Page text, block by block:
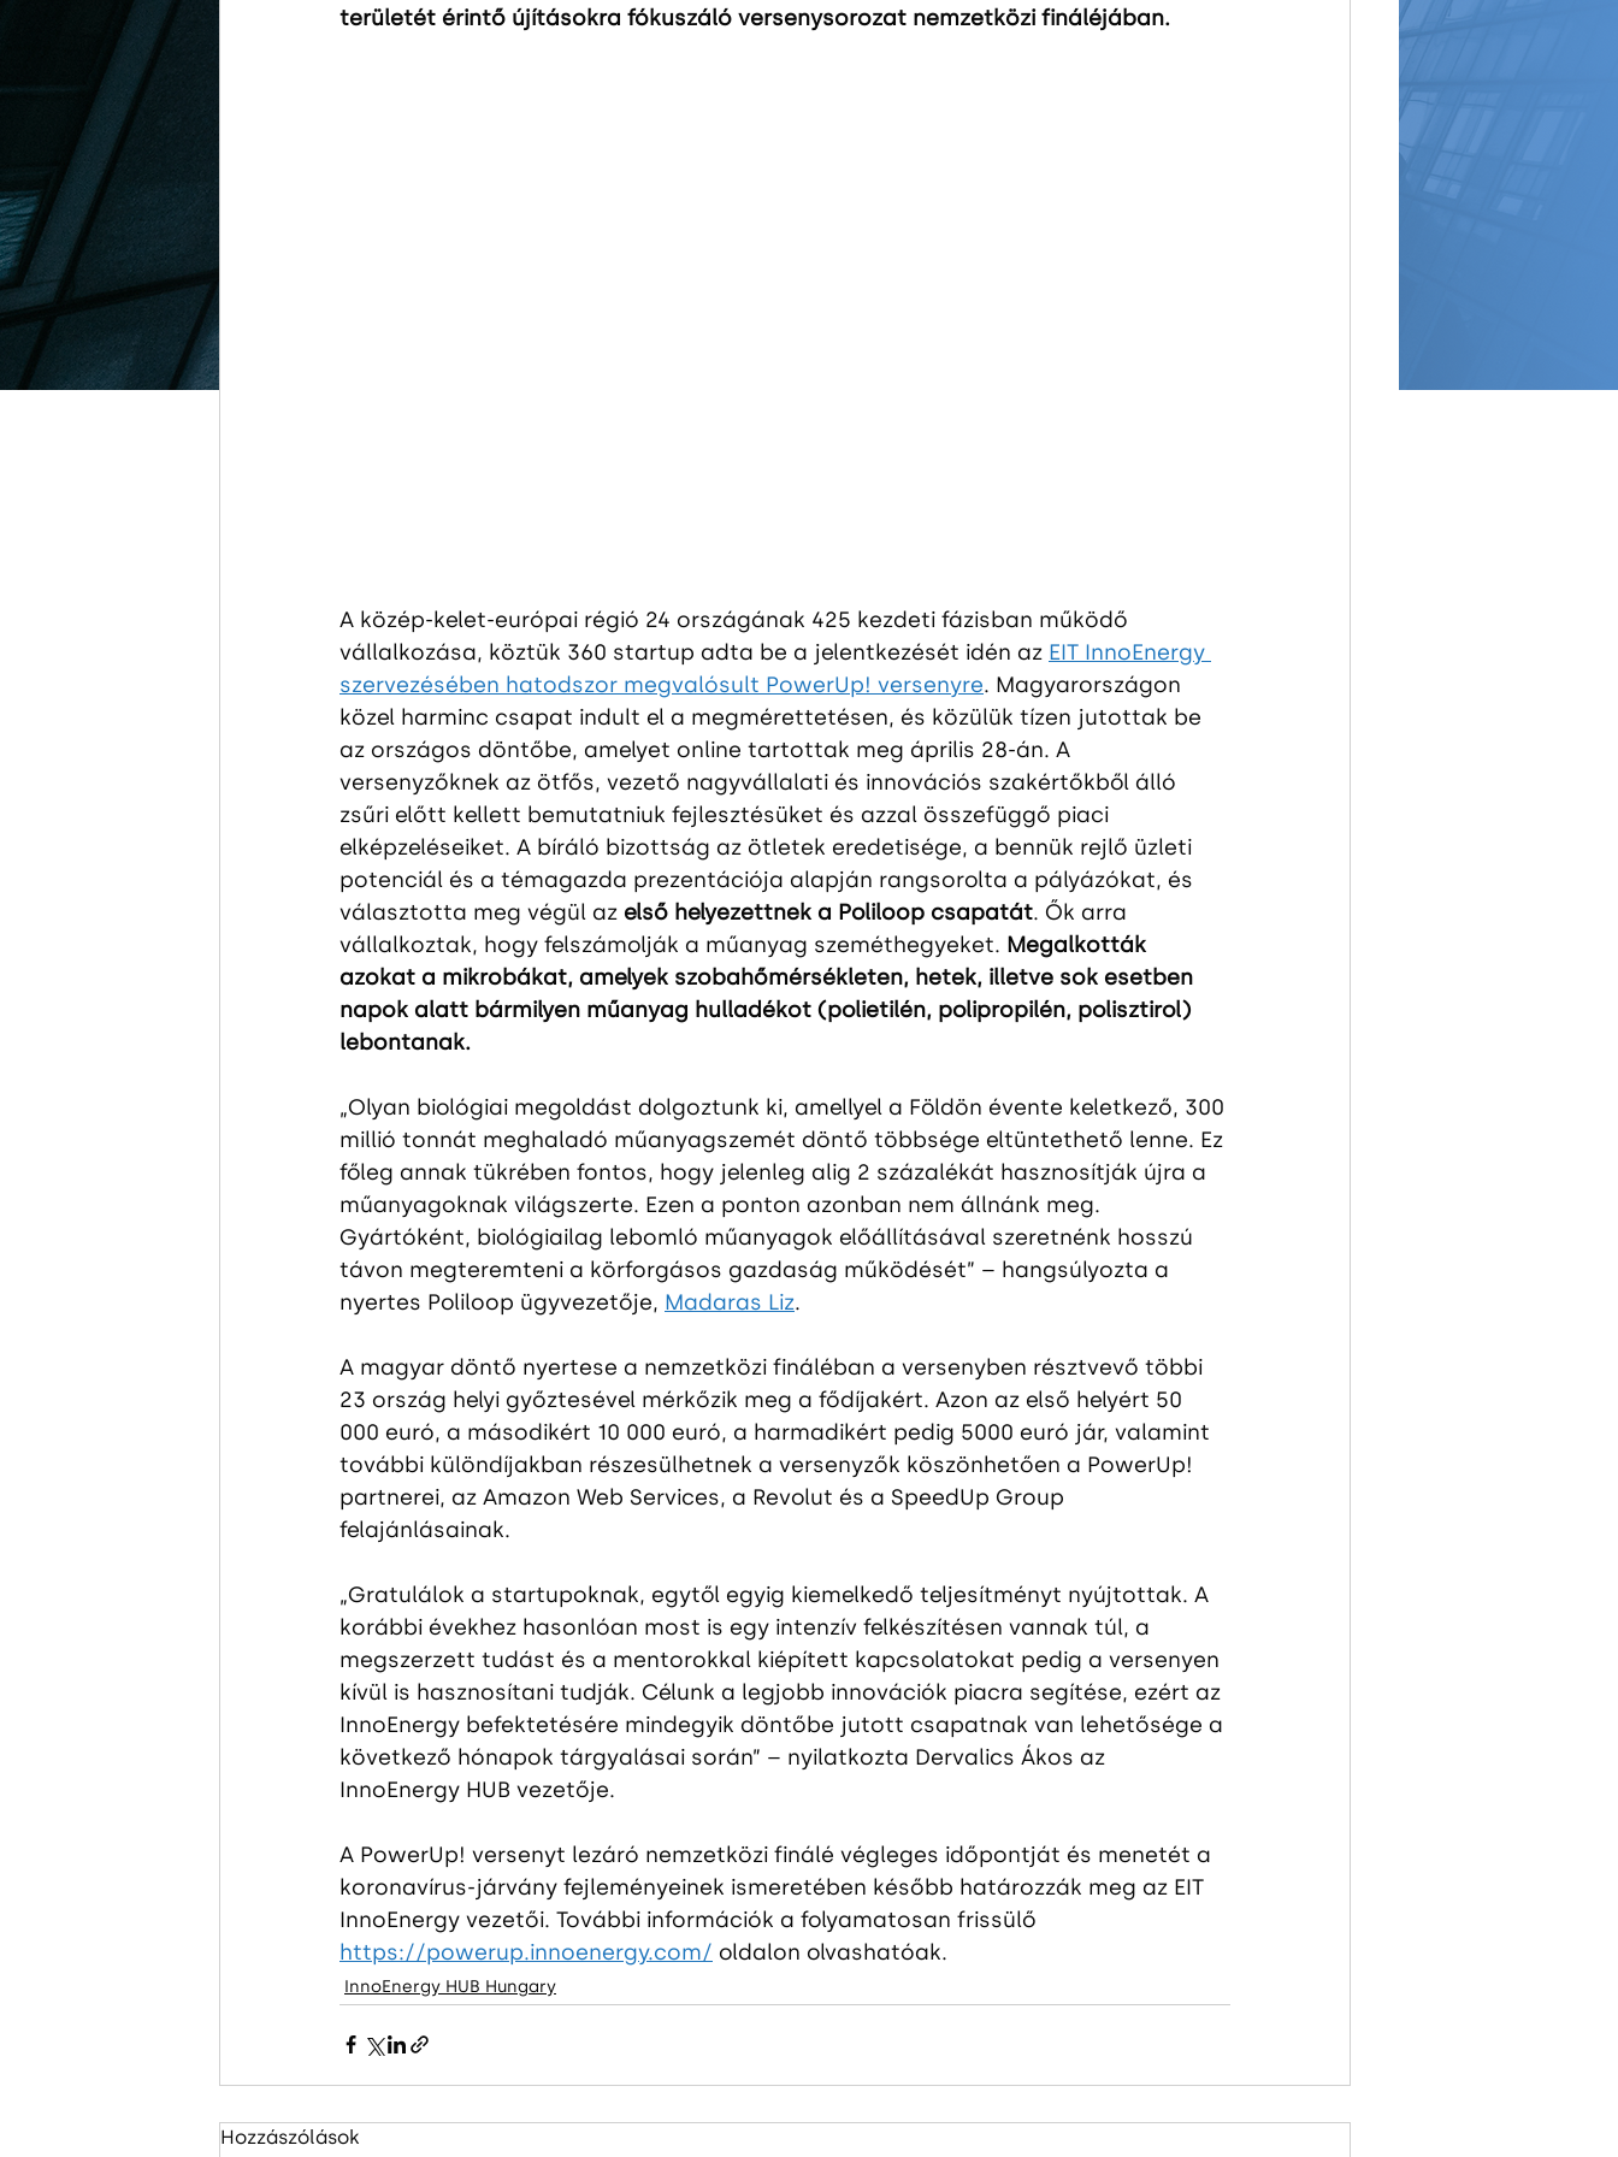
területét érintő újításokra fókuszáló versenysorozat nemzetközi fináléjában.
A közép-kelet-európai régió 24 országának 425 kezdeti fázisban működő
vállalkozása, köztük 360 startup adta be a jelentkezését idén az EIT InnoEnergy
szervezésében hatodszor megvalósult PowerUp! versenyre. Magyarországon
közel harminc csapat indult el a megmérettetésen, és közülük tízen jutottak be
az országos döntőbe, amelyet online tartottak meg április 28-án. A
versenyzőknek az ötfős, vezető nagyvállalati és innovációs szakértőkből álló
zsűri előtt kellett bemutatniuk fejlesztésüket és azzal összefüggő piaci
elképzeléseiket. A bíráló bizottság az ötletek eredetisége, a bennük rejlő üzleti
potenciál és a témagazda prezentációja alapján rangsorolta a pályázókat, és
választotta meg végül az első helyezettnek a Poliloop csapatát. Ők arra
vállalkoztak, hogy felszámolják a műanyag szeméthegyeket. Megalkották
azokat a mikrobákat, amelyek szobahőmérsékleten, hetek, illetve sok esetben
napok alatt bármilyen műanyag hulladékot (polietilén, polipropilén, polisztirol)
lebontanak.
„Olyan biológiai megoldást dolgoztunk ki, amellyel a Földön évente keletkező, 300
millió tonnát meghaladó műanyagszemét döntő többsége eltüntethető lenne. Ez
főleg annak tükrében fontos, hogy jelenleg alig 2 százalékát hasznosítják újra a
műanyagoknak világszerte. Ezen a ponton azonban nem állnánk meg.
Gyártóként, biológiailag lebomló műanyagok előállításával szeretnénk hosszú
távon megteremteni a körforgásos gazdaság működését” – hangsúlyozta a
nyertes Poliloop ügyvezetője, Madaras Liz.
A magyar döntő nyertese a nemzetközi fináléban a versenyben résztvevő többi
23 ország helyi győztesével mérkőzik meg a fődíjakért. Azon az első helyért 50
000 euró, a másodikért 10 000 euró, a harmadikért pedig 5000 euró jár, valamint
további különdíjakban részesülhetnek a versenyzők köszönhetően a PowerUp!
partnerei, az Amazon Web Services, a Revolut és a SpeedUp Group
felajánlásainak.
„Gratulálok a startupoknak, egytől egyig kiemelkedő teljesítményt nyújtottak. A
korábbi évekhez hasonlóan most is egy intenzív felkészítésen vannak túl, a
megszerzett tudást és a mentorokkal kiépített kapcsolatokat pedig a versenyen
kívül is hasznosítani tudják. Célunk a legjobb innovációk piacra segítése, ezért az
InnoEnergy befektetésére mindegyik döntőbe jutott csapatnak van lehetősége a
következő hónapok tárgyalásai során” – nyilatkozta Dervalics Ákos az
InnoEnergy HUB vezetője.
A PowerUp! versenyt lezáró nemzetközi finálé végleges időpontját és menetét a
koronavírus-járvány fejleményeinek ismeretében később határozzák meg az EIT
InnoEnergy vezetői. További információk a folyamatosan frissülő
https://powerup.innoenergy.com/ oldalon olvashatóak.
InnoEnergy HUB Hungary
Hozzászólások